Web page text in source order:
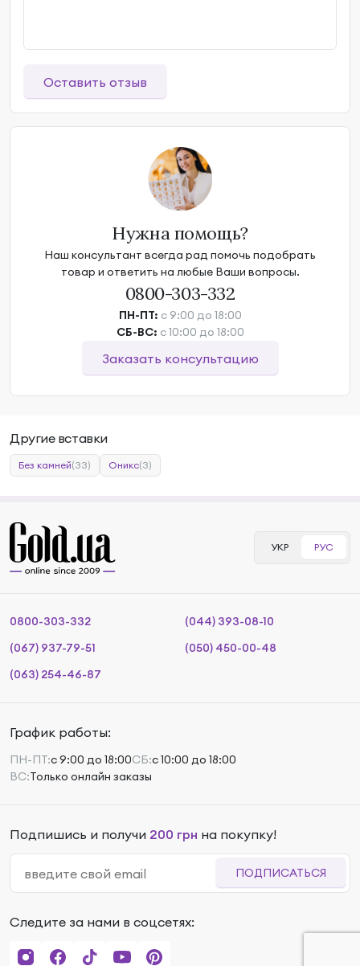
Оставить отзыв
Нужна помощь?
Наш консультант всегда рад помочь подобрать
товар и ответить на любые Ваши вопросы.
0800-303-332
ПН-ПТ: с 9:00 до 18:00
СБ-ВС: с 10:00 до 18:00
Заказать консультацию
Другие вставки
Без камней(33) Оникс(3)
2 792₴
УКР РУС
0800-303-332
(044) 393-08-10
(067) 937-79-51
(050) 450-00-48
(063) 254-46-87
График работы:
ПН-ПТ:с 9:00 до 18:00СБ:с 10:00 до 18:00
ВС:Только онлайн заказы
Подпишись и получи 200 грн на покупку!
ПОДПИСАТЬСЯ
Следите за нами в соцсетях: